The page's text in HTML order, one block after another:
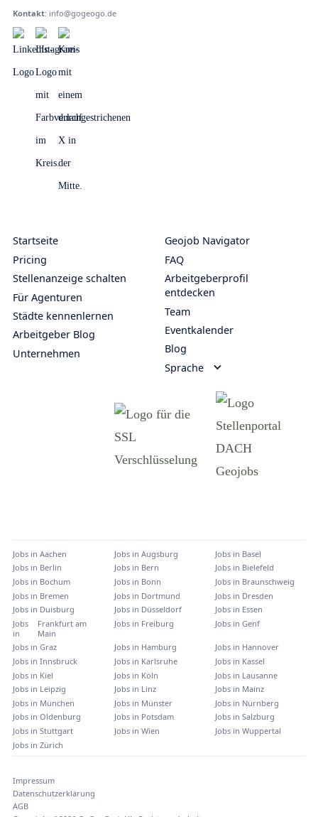
Kontakt: info@gogeogo.de
Startseite
Pricing
Stellenanzeige schalten
Für Agenturen
Städte kennenlernen
Arbeitgeber Blog
Unternehmen
Geojob Navigator
FAQ
Arbeitgeberprofil
entdecken
Team
Eventkalender
Blog
Sprache
Jobs in Aachen Jobs in Augsburg Jobs in Basel
Jobs in Berlin Jobs in Bern Jobs in Bielefeld
Jobs in Bochum Jobs in Bonn Jobs in Braunschweig
Jobs in Bremen Jobs in Dortmund Jobs in Dresden
Jobs in Duisburg Jobs in Düsseldorf Jobs in Essen
Jobs
in
Frankfurt am
Main
Jobs in Freiburg Jobs inGenf
Jobs in Graz Jobs in Hamburg Jobs in Hannover
Jobs in Innsbruck Jobs in Karlsruhe Jobs in Kassel
Jobs in Kiel Jobs in Köln Jobs in Lausanne
Jobs in Leipzig Jobs in Linz Jobs in Mainz
Jobs in München Jobs in Münster Jobs in Nürnberg
Jobs in Oldenburg Jobs in Potsdam Jobs inSalzburg
Jobs in Stuttgart Jobs in Wien Jobs inWuppertal
Jobs in Zürich
Impressum
Datenschutzerklärung
AGB